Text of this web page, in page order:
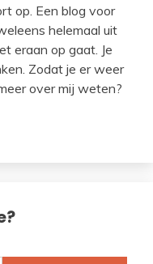
op. Een blog voor
helemaal uit
eraan op gaat. Je
Zodat je er weer
over mij weten?